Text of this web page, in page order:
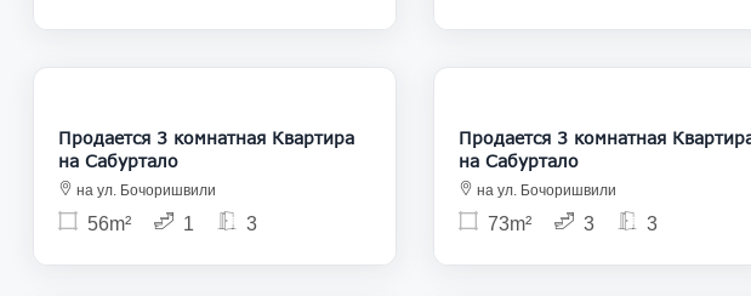
106 000
Продается 3 комнатная Квартира
на Сабуртало
на ул. Бочоришвили
56m² 1 3
135 000
Продается 3 комнатная Квартира
на Сабуртало
на ул. Бочоришвили
73m² 3 3